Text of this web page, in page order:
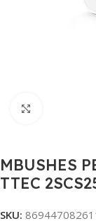
MBUSHES
TTEC
SKU: